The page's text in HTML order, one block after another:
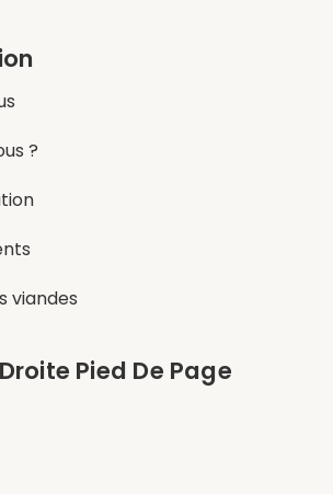
?
viandes
Pied De Page